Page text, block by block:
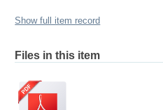
Show full item record
Files in this item